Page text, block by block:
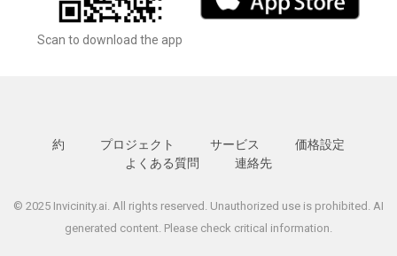
Scan to download the app
約 プロジェクト サービス
価格設定
よくある質問
連絡先
© 2025 Invicinity.ai. All rights reserved. Unauthorized use is prohibited. AI
generated content. Please check critical information.